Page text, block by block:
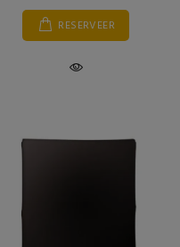
RESERVEER